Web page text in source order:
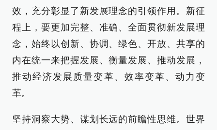
效，充分彰显了新发展理念的引领作用。新征
程上，要更加完整、准确、全面贯彻新发展理
念，始终以创新、协调、绿色、开放、共享的
内在统一来把握发展、衡量发展、推动发展，
推动经济发展质量变革、效率变革、动力变
革。
坚持洞察大势、谋划长远的前瞻性思维。世界